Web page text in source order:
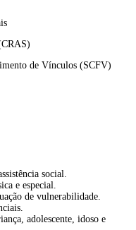
de Vínculos (SCFV)
social.
e especial.
de vulnerabilidade.
adolescente, idoso e